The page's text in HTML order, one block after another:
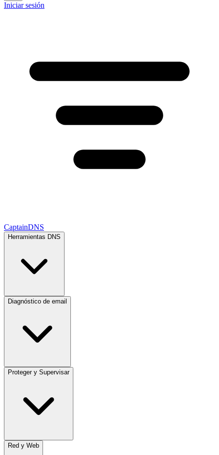
Iniciar sesión
CaptainDNS
Herramientas DNS
Diagnóstico de email
Proteger y Supervisar
Red y Web